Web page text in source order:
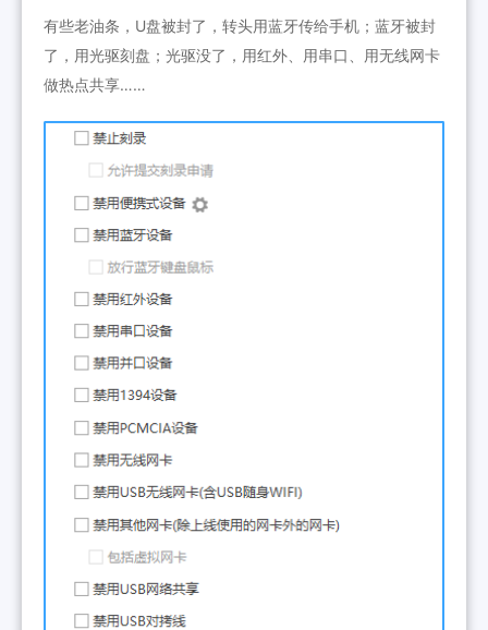
有些老油条，U盘被封了，转头用蓝牙传给手机；蓝牙被封
了，用光驱刻盘；光驱没了，用红外、用串口、用无线网卡
做热点共享……